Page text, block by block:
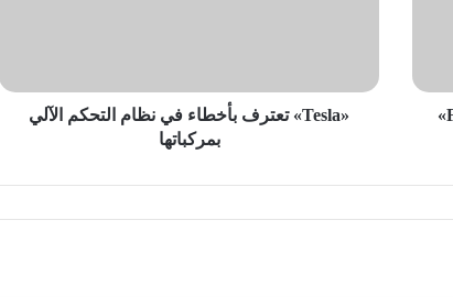
«Tesla» تعترف بأخطاء في نظام التحكم الآلي
بمركباتها